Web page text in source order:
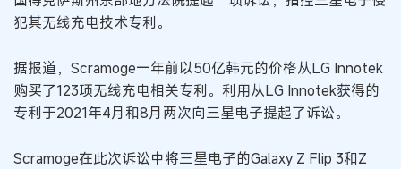
犯其无线充电技术专利。
据报道，Scramoge一年前以50亿韩元的价格从LG Innotek
购买了123项无线充电相关专利。利用从LG Innotek获得的
专利于2021年4月和8月两次向三星电子提起了诉讼。
Scramoge在此次诉讼中将三星电子的Galaxy Z Flip 3和Z